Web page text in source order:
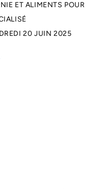
ET ALIMENTS POUR
20 JUIN 2025
un nouvel onglet)
dans un nouvel onglet)